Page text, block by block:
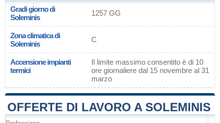
Gradi giorno di
Soleminis
1257 GG
Zona climatica di
Soleminis
C
Accensione impianti
termici
Il limite massimo consentito è di 10
ore giornaliere dal 15 novembre al 31
marzo
OFFERTE DI LAVORO A SOLEMINIS